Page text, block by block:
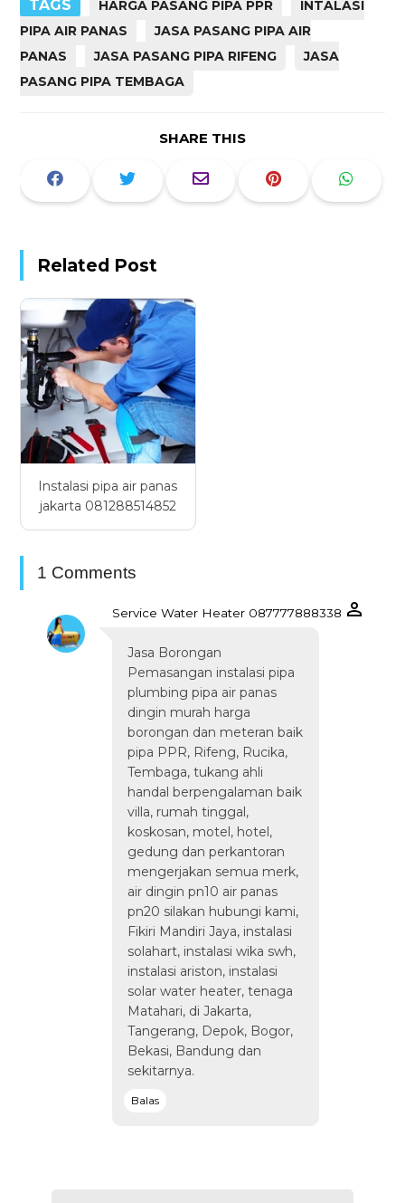
TAGS HARGA PASANG PIPA PPR
INTALASI
PIPA AIR PANAS
JASA PASANG PIPA AIR
PANAS
JASA PASANG PIPA RIFENG
JASA
PASANG PIPA TEMBAGA
SHARE THIS
Related Post
Instalasi pipa air panas
jakarta 081288514852
1 Comments
Service Water Heater 087777888338
Jasa Borongan
Pemasangan instalasi pipa
plumbing pipa air panas
dingin murah harga
borongan dan meteran baik
pipa PPR, Rifeng, Rucika,
Tembaga, tukang ahli
handal berpengalaman baik
villa, rumah tinggal,
koskosan, motel, hotel,
gedung dan perkantoran
mengerjakan semua merk,
air dingin pn10 air panas
pn20 silakan hubungi kami,
Fikiri Mandiri Jaya, instalasi
solahart, instalasi wika swh,
instalasi ariston, instalasi
solar water heater, tenaga
Matahari, di Jakarta,
Tangerang, Depok, Bogor,
Bekasi, Bandung dan
sekitarnya.
Balas